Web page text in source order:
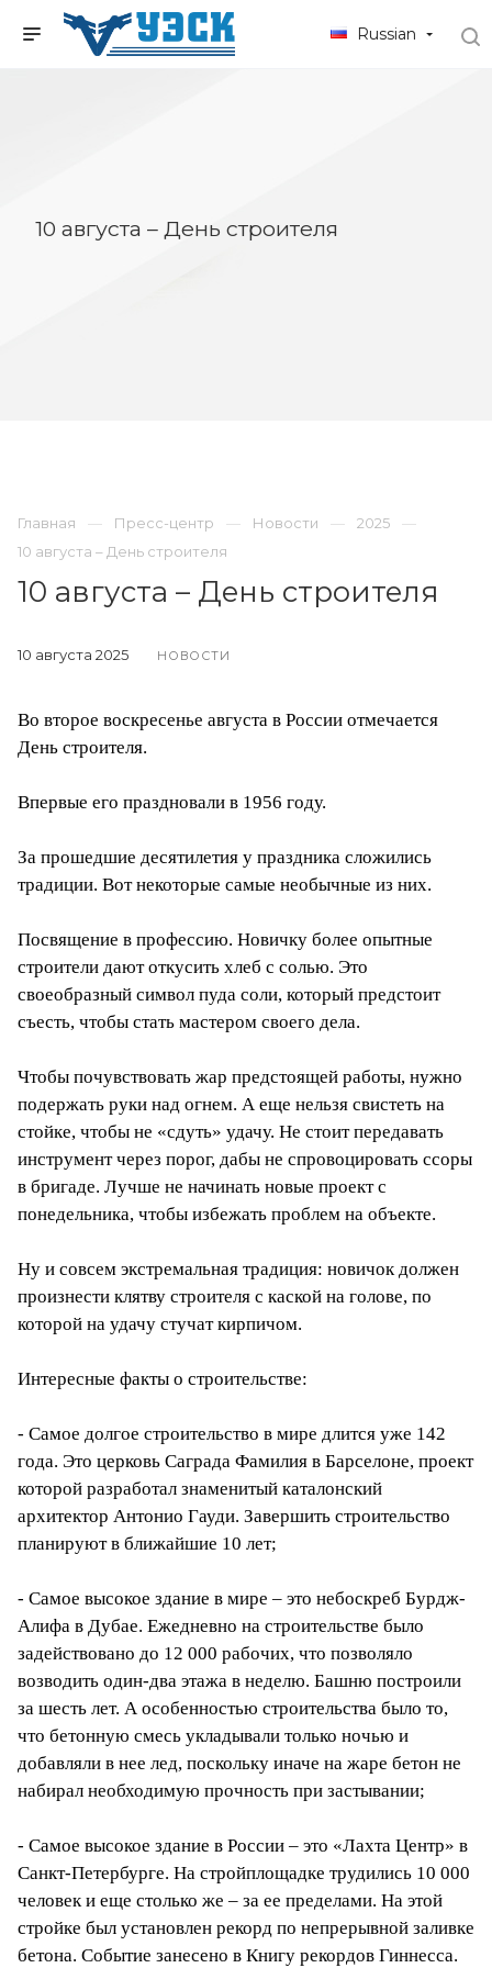
Russian
10 августа – День строителя
Главная Пресс-центр Новости
2025
10 августа – День строителя
10 августа – День строителя
10 августа 2025 НОВОСТИ
Во второе воскресенье августа в России отмечается
День строителя.
Впервые его праздновали в 1956 году.
За прошедшие десятилетия у праздника сложились
традиции. Вот некоторые самые необычные из них.
Посвящение в профессию. Новичку более опытные
строители дают откусить хлеб с солью. Это
своеобразный символ пуда соли, который предстоит
съесть, чтобы стать мастером своего дела.
Чтобы почувствовать жар предстоящей работы, нужно
подержать руки над огнем. А еще нельзя свистеть на
стойке, чтобы не «сдуть» удачу. Не стоит передавать
инструмент через порог, дабы не спровоцировать ссоры
в бригаде. Лучше не начинать новые проект с
понедельника, чтобы избежать проблем на объекте.
Ну и совсем экстремальная традиция: новичок должен
произнести клятву строителя с каской на голове, по
которой на удачу стучат кирпичом.
Интересные факты о строительстве:
- Самое долгое строительство в мире длится уже 142
года. Это церковь Саграда Фамилия в Барселоне, проект
которой разработал знаменитый каталонский
архитектор Антонио Гауди. Завершить строительство
планируютв ближайшие 10 лет;
- Самое высокое здание в мире – это небоскреб Бурдж-
Алифа в Дубае. Ежедневно на строительстве было
задействовано до 12 000 рабочих, что позволяло
возводить один-два этажа в неделю. Башню построили
за шесть лет. А особенностью строительства было то,
что бетонную смесь укладывали только ночью и
добавляли в нее лед, поскольку иначе на жаре бетон не
набирал необходимую прочность при застывании;
- Самое высокое здание в России – это «Лахта Центр» в
Санкт-Петербурге. На стройплощадке трудились 10 000
человек и еще столько же – за ее пределами. На этой
стройке был установлен рекорд по непрерывной заливке
бетона. Событие занесено в Книгу рекордов Гиннесса.